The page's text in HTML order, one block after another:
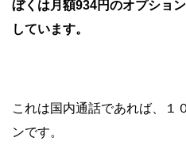
ぼくは月額934円のオプショ
しています。
これは国内通話であれば、１
ンです。